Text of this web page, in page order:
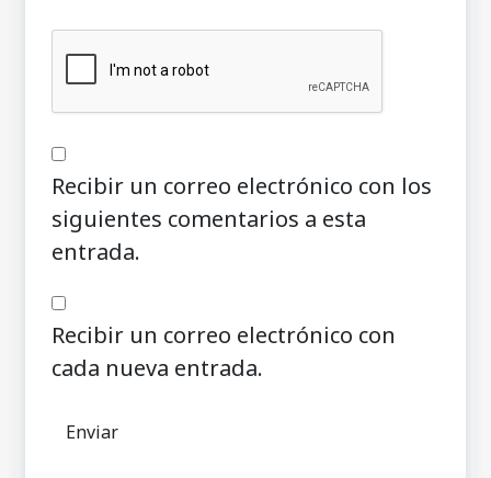
Recibir un correo electrónico con los
siguientes comentarios a esta
entrada.
Recibir un correo electrónico con
cada nueva entrada.